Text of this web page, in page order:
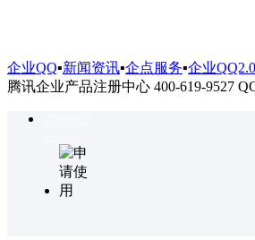
企业QQ▪新闻资讯▪企点服务▪企业QQ2.0
腾讯企业产品注册中心 400-619-9527